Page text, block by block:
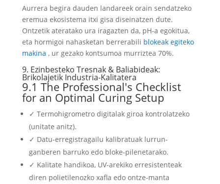
Aurrera begira dauden landareek orain sendatzeko
eremua ekosistema itxi gisa diseinatzen dute.
Ontzetik ateratako ura iragazten da, pH-a egokitua,
eta hormigoi nahasketan berrerabili blokeak egiteko
makina , ur gezako kontsumoa murriztea 70%.
9. Ezinbesteko Tresnak & Baliabideak:
Brikolajetik Industria-Kalitatera
9.1 The Professional's Checklist
for an Optimal Curing Setup
✓ Termohigrometro digitalak giroa kontrolatzeko
(unitate anitz).
✓ Datu-erregistragailu kalibratuak lurrun-
ganberen barruko edo bloke-pilenetarako.
✓ Kalitate handikoa, UV-arekiko erresistenteak
diren polietilenozko xafla edo ontze-manta